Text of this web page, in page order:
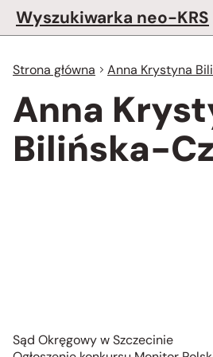
Wyszukiwarka neo-KRS
Strona główna Anna Krystyna
Anna
Bilińska-
Sąd Okręgowy w Szczecinie